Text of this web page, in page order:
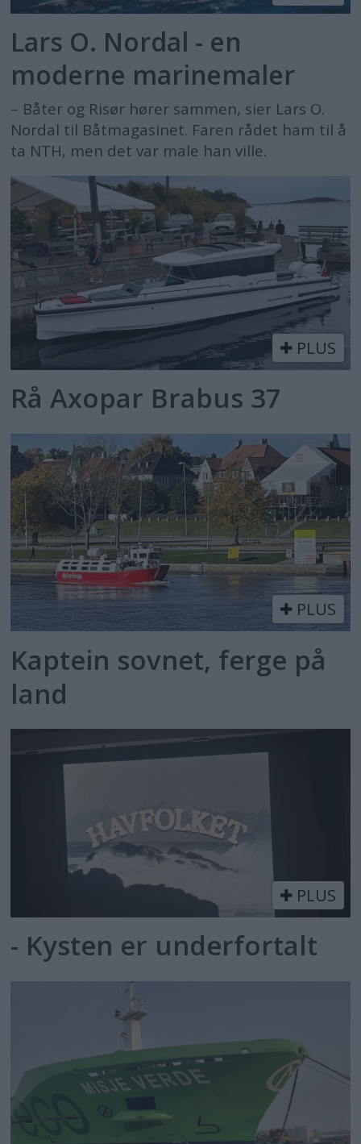
Lars O. Nordal - en
moderne marinemaler
– Båter og Risør hører sammen, sier Lars O.
Nordal til Båtmagasinet. Faren rådet ham til å
ta NTH, men det var male han ville.
PLUS
Rå Axopar Brabus 37
PLUS
Kaptein sovnet, ferge på
land
PLUS
- Kysten er underfortalt